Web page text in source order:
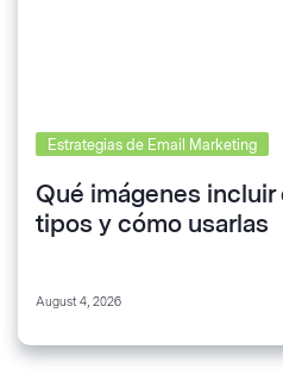
Estrategias de Email Marketing
Qué imágenes
tipos y cómo usarlas
August 4, 2026